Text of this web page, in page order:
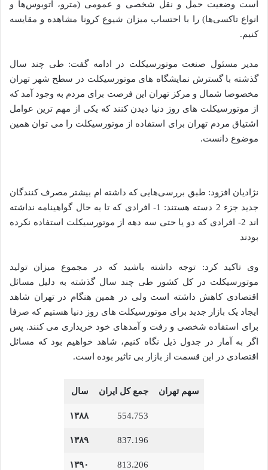
است وضعیت حمل و نقل شخصی و عمومی (مترو، اتوبوس‌ها و
انواع تاکسی‌ها) را با احتساب میزان شیوع کرونا مشاهده و مقایسه
کنیم.
مدیر مسئول صنعت موتورسیکلت در ادامه گفت: طی چند سال
گذشته با گسترش نمایشگاه های موتورسیکلت در سطح شهر تهران
مخصوصا شمال و مرکز تهران این فرصت برای مردم به وجود آمد که
از موتورسیکلت های روز دنیا دیدن کنند که یکی از مهم ترین عوامل
اشتیاق مردم تهران برای استفاده از موتورسیکلت را می توان همین
موضوع دانست.
نژادیان افزود: طبق بررسی‌هایی که داشته ام بیشتر مصرف کنندگان
جدید جزء 2 دسته هستند: 1- افرادی که تا به حال گواهینامه نداشته
اند 2- افرادی که دو یا حتی سه دهه از موتورسیکلت استفاده نکرده
بودند
وی تاکید کرد: توجه داشته باشید که در مجموع میزان تولید
موتورسیکلت در کل کشور طی چند سال گذشته به دلیل مسائل
اقتصادی کاهش داشته است ولی در همین هنگام در تهران شاهد
ایجاد یک بازار جدید برای موتورسیکلت های روز دنیا هستیم که صرفا
برای استفاده شخصی و رفت و آمدهای خود خریداری می کنند. پس
اگر به آمار در جدول ذیل نگاه کنیم، شاهد خواهیم بود که مسائل
اقتصادی در این قسمت از بازار بی تاثیر بوده است.
سهم تهران جمع کل ایران سال
554.753 ۱۳۸۸
837.196 ۱۳۸۹
813.206 ۱۳۹۰